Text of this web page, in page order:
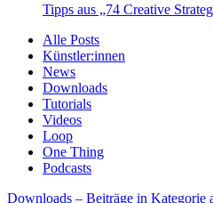
Tipps aus „74 Creative
Alle Posts
Künstler:innen
News
Downloads
Tutorials
Videos
Loop
One Thing
Podcasts
Downloads – Beiträge in Kategorie